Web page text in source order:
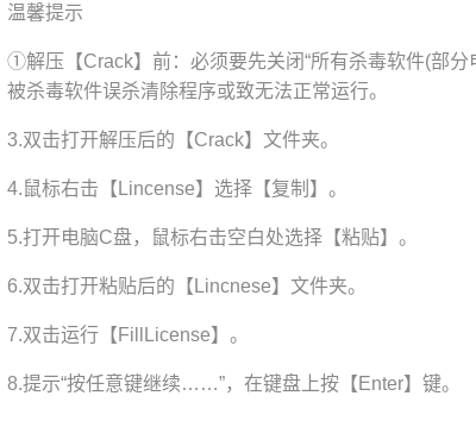
温馨提示
①解压【Crack】前：必须要先关闭“所有杀毒软件(部分
被杀毒软件误杀清除程序或致无法正常运行。
3.双击打开解压后的【Crack】文件夹。
4.鼠标右击【Lincense】选择【复制】。
5.打开电脑C盘，鼠标右击空白处选择【粘贴】。
6.双击打开粘贴后的【Lincnese】文件夹。
7.双击运行【FillLicense】。
8.提示“按任意键继续……”，在键盘上按【Enter】键。